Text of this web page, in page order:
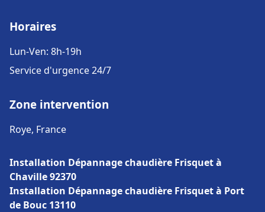
Horaires
Lun-Ven: 8h-19h
Service d'urgence 24/7
Zone intervention
Roye, France
Installation Dépannage chaudière Frisquet à
Chaville 92370
Installation Dépannage chaudière Frisquet à Port
de Bouc 13110